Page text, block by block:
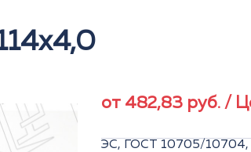
от 482,83 руб. /
ЭС, ГОСТ 10705/10704,